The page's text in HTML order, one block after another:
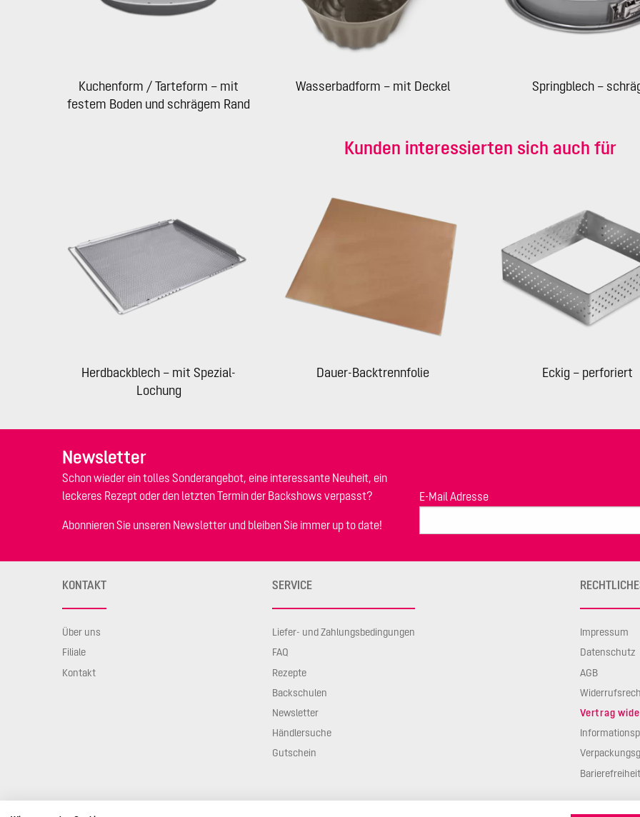
Kuchenform / Tarteform – mit
festem Boden und schrägem Rand
Wasserbadform – mit Deckel Springblech –
Kunden interessierten sich auch für
Herdbackblech – mit Spezial-
Lochung
Dauer-Backtrennfolie Eckig – perforiert
Newsletter
Schon wieder ein tolles Sonderangebot, eine interessante Neuheit, ein
leckeres Rezept oder den letzten Termin der Backshows verpasst?
Abonnieren Sie unseren Newsletter und bleiben Sie immer up to date!
E-Mail Adresse
KONTAKT
Über uns
Filiale
Kontakt
SERVICE
Liefer- und Zahlungsbedingungen
FAQ
Rezepte
Backschulen
Newsletter
Händlersuche
Gutschein
Impressum
Datenschutz
AGB
Vertrag
Barierefreiheit